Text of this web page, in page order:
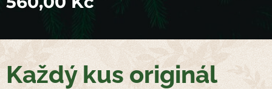
Každý kus originál